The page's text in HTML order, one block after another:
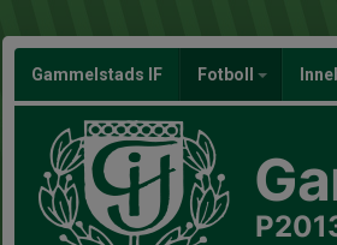
Gammelstads IF Fotboll